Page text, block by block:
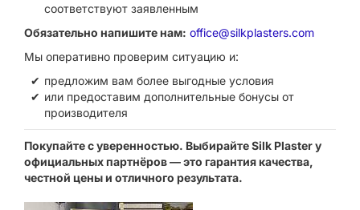
соответствуют заявленным
Обязательно напишите нам: office@silkplasters.com
Мы оперативно проверим ситуацию и:
предложим вам более выгодные условия
или предоставим дополнительные бонусы от
производителя
Покупайте с уверенностью. Выбирайте Silk Plaster у
официальных партнёров — это гарантия качества,
честной цены и отличного результата.